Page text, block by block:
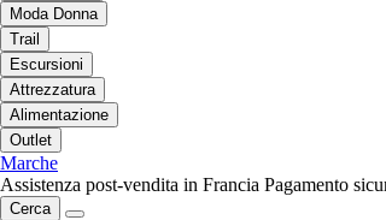
Moda Donna
Trail
Escursioni
Attrezzatura
Alimentazione
Outlet
Marche
Assistenza post-vendita in Francia Pagamento
Cerca